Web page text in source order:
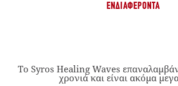
ΕΝΔΙΑΦΈΡΟΝΤΑ
Το Syros Healing Waves
χρονιά και είναι ακόμα